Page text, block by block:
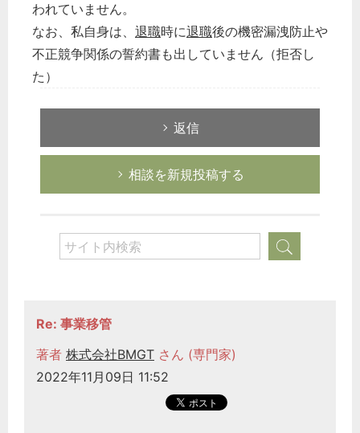
われていません。
なお、私自身は、 退職時に退職後の機密漏洩防止や
不正競争関係の誓約書も出していません（拒否し
た）
返信
相談を新規投稿する
Re: 事業移管
著者 株式会社BMGT さん (専門家)
2022年11月09日 11:52